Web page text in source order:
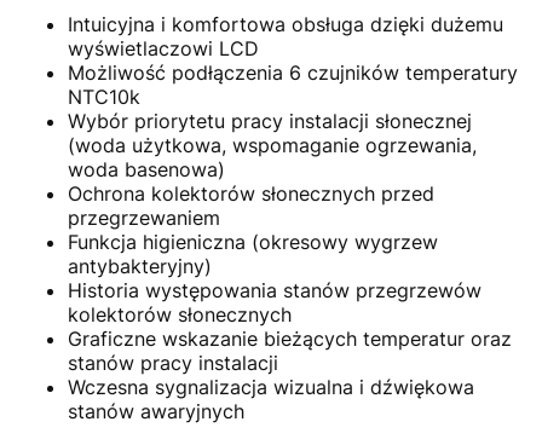
Intuicyjna i komfortowa obsługa dzięki dużemu
wyświetlaczowi LCD
Możliwość podłączenia 6 czujników temperatury
NTC10k
Wybór priorytetu pracy instalacji słonecznej
(woda użytkowa, wspomaganie ogrzewania,
woda basenowa)
Ochrona kolektorów słonecznych przed
przegrzewaniem
Funkcja higieniczna (okresowy wygrzew
antybakteryjny)
Historia występowania stanów przegrzewów
kolektorów słonecznych
Graficzne wskazanie bieżących temperatur oraz
stanów pracy instalacji
Wczesna sygnalizacja wizualna i dźwiękowa
stanów awaryjnych